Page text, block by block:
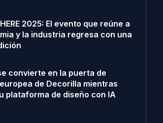
2025: El evento que reúne a
y la industria regresa con una
convierte en la puerta de
de Decorilla mientras
plataforma de diseño con IA